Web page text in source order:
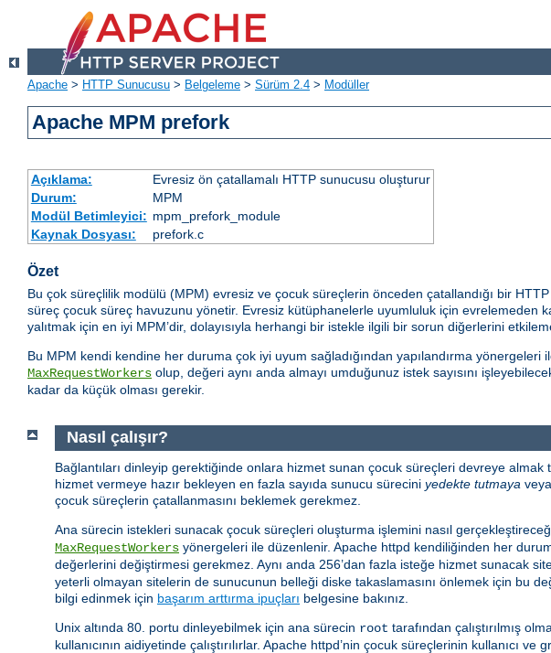
Apache > HTTP Sunucusu > Belgeleme > Sürüm 2.4 > Modüller
Apache MPM prefork
Açıklama:
Evresiz ön çatallamalı HTTP sunucusu oluşturur
Durum:
MPM
Modül Betimleyici: mpm_prefork_module
Kaynak Dosyası:
prefork.c
Özet
Bu çok süreçlilik modülü (MPM) evresiz ve çocuk süreçlerin önceden çatallandığı bir
süreç çocuk süreç havuzunu yönetir. Evresiz kütüphanelerle uyumluluk için evrelemeden
yalıtmak için en iyi MPM’dir, dolayısıyla herhangi bir istekle ilgili bir sorun diğerlerini
Bu MPM kendi kendine her duruma çok iyi uyum sağladığından yapılandırma
MaxRequestWorkers olup, değeri aynı anda almayı umduğunuz istek sayısını
kadar da küçük olması gerekir.
Nasıl çalışır?
Bağlantıları dinleyip gerektiğinde onlara hizmet sunan çocuk süreçleri devreye
hizmet vermeye hazır bekleyen en fazla sayıda sunucu sürecini yedekte tutmaya
çocuk süreçlerin çatallanmasını beklemek gerekmez.
Ana sürecin istekleri sunacak çocuk süreçleri oluşturma işlemini nasıl
MaxRequestWorkers yönergeleri ile düzenlenir. Apache httpd kendiliğinden her
değerlerini değiştirmesi gerekmez. Aynı anda 256’dan fazla isteğe hizmet sunacak
yeterli olmayan sitelerin de sunucunun belleği diske takaslamasını önlemek için bu
bilgi edinmek için başarım arttırma ipuçları belgesine bakınız.
Unix altında 80. portu dinleyebilmek için ana sürecin root tarafından çalıştırılmış
kullanıcının aidiyetinde çalıştırılırlar. Apache httpd’nin çocuk süreçlerinin kullanıcı ve